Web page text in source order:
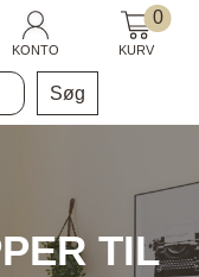
KONTO
0
KURV
TIL